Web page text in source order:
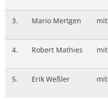
3. Mario Mertgen mit
4. Robert Mathies mit
5. Erik Weßler mit